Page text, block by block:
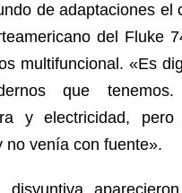
de adaptaciones el
del Fluke
multifuncional. «Es
que
y electricidad,
no venía con fuente».
disyuntiva